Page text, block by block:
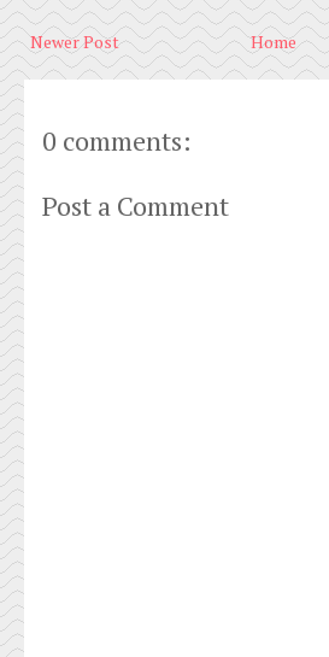
Newer Post Home
0 comments:
Post a Comment